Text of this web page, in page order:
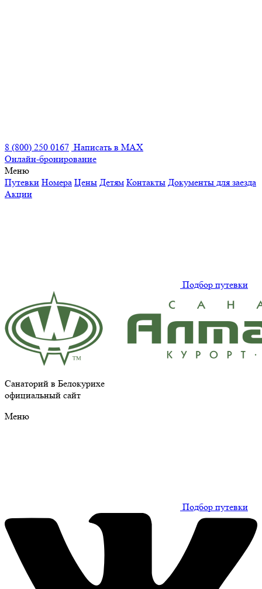
8 (800) 250 0167 Написать в MAX
Онлайн-бронирование
Меню
Путевки Номера Цены Детям Контакты Документы для заезда
Акции
Подбор путевки
Санаторий в Белокурихе
официальный сайт
Меню
Подбор путевки